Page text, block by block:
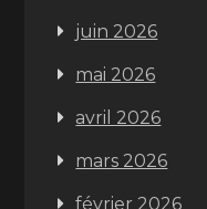
juin 2026
mai 2026
avril 2026
mars 2026
février 2026